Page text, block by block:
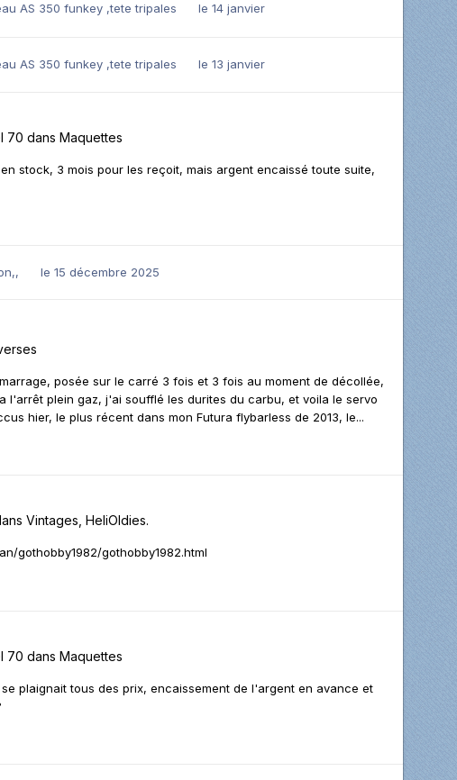
AS 350 funkey ,tete tripales le 14 janvier
AS 350 funkey ,tete tripales le 13 janvier
70 dans Maquettes
stock, 3 mois pour les reçoit, mais argent encaissé toute suite,
le 15 décembre 2025
posée sur le carré 3 fois et 3 fois au moment de décollée,
plein gaz, j'ai soufflé les durites du carbu, et voila le servo
hier, le plus récent dans mon Futura flybarless de 2013, le...
Vintages, HeliOldies.
gothobby1982/gothobby1982.html
70 dans Maquettes
plaignait tous des prix, encaissement de l'argent en avance et